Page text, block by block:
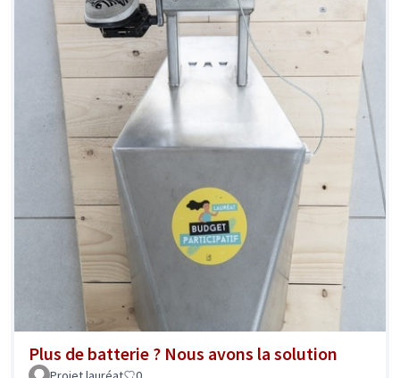
Plus de batterie ? Nous avons la solution